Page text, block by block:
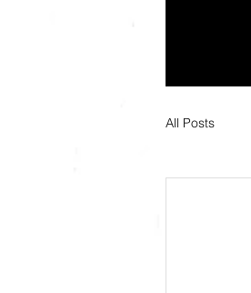
All Posts